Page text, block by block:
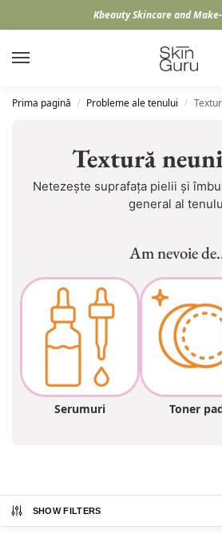
Kbeauty Skincare and
Prima pagină / Probleme ale tenului /
Textură
Netezește suprafața pielii și
general al
Am nevoie
Serumuri Toner
SHOW FILTERS